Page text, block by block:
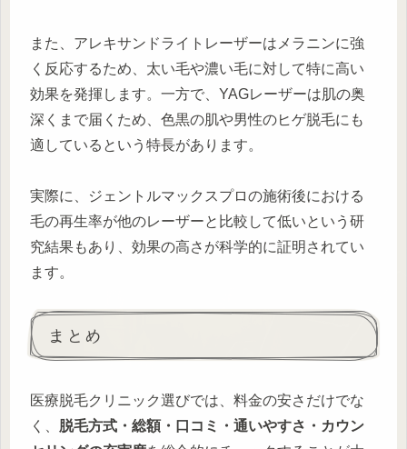
また、アレキサンドライトレーザーはメラニンに強
く反応するため、太い毛や濃い毛に対して特に高い
効果を発揮します。一方で、YAGレーザーは肌の奥
深くまで届くため、色黒の肌や男性のヒゲ脱毛にも
適しているという特長があります。
実際に、ジェントルマックスプロの施術後における
毛の再生率が他のレーザーと比較して低いという研
究結果もあり、効果の高さが科学的に証明されてい
ます。
まとめ
医療脱毛クリニック選びでは、料金の安さだけでな
く、 脱毛方式・総額・口コミ・通いやすさ・カウン